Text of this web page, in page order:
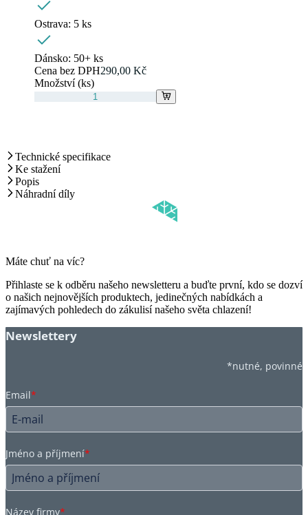
Ostrava: 5 ks
Dánsko: 50+ ks
Cena bez DPH290,00 Kč
Množství (ks)
Technické specifikace
Ke stažení
Popis
Náhradní díly
Máte chuť na víc?
Přihlaste se k odběru našeho newsletteru a buďte první, kdo se dozví
o našich nejnovějších produktech, jedinečných nabídkách a
zajímavých pohledech do zákulisí našeho světa chlazení!
Newslettery
*nutné, povinné
Email*
Jméno a příjmení*
Název firmy*